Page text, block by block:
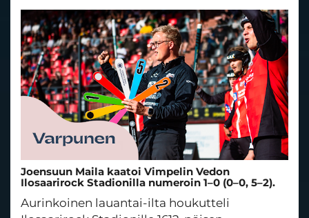
Joensuun Maila kaatoi Vimpelin Vedon
Ilosaarirock Stadionilla numeroin 1–0 (0–0, 5–2).
Aurinkoinen lauantai-ilta houkutteli